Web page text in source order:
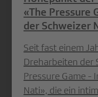
«The Pressure
der Schweizer
Seit fast einem
Dreharbeiten der
Pressure Game -
Nati», die ein